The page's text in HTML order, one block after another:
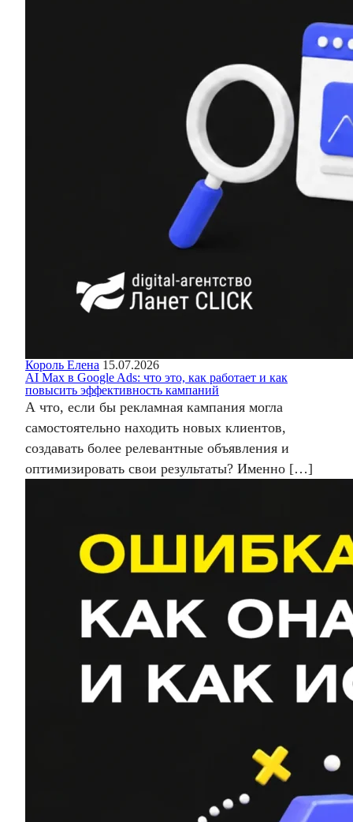
Король Елена 15.07.2026
AI Max в Google Ads: что это, как работает и как
повысить эффективность кампаний
А что, если бы рекламная кампания могла
самостоятельно находить новых клиентов,
создавать более релевантные объявления и
оптимизировать свои результаты? Именно […]